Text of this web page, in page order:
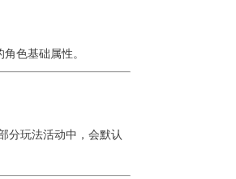
色基础属性。
分玩法活动中，会默认